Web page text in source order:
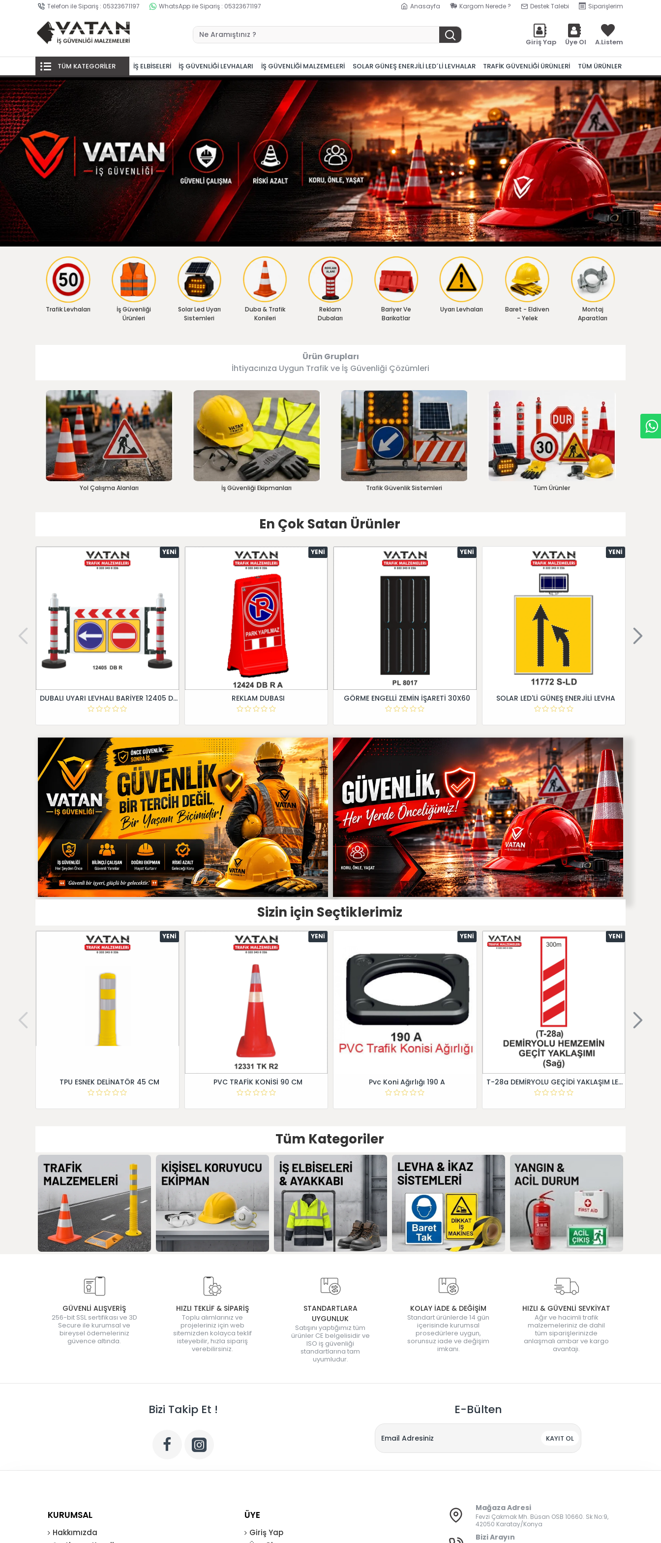
Telefon ile Sipariş : 05323671197 WhatsApp ile Sipariş : 05323671197 Anasayfa Kargom Nerede ? Destek Talebi Siparişlerim
Giriş Yap Üye Ol A.Listem
TÜM KATEGORİLER İŞ ELBİSELERİ İŞ GÜVENLİĞİ LEVHALARI İŞ GÜVENLİĞİ MALZEMELERİ SOLAR GÜNEŞ ENERJİLİ LED´Lİ LEVHALAR TRAFİK GÜVENLİĞİ ÜRÜNLERİ TÜM ÜRÜNLER
Trafik Levhaları
İş Güvenliği
Ürünleri
Solar Led Uyarı
Sistemleri
Duba & Trafik
Konileri
Reklam
Dubaları
Bariyer Ve
Barikatlar
Uyarı Levhaları
Baret - Eldiven
- Yelek
Montaj
Aparatları
Ürün Grupları
İhtiyacınıza Uygun Trafik ve İş Güvenliği Çözümleri
Yol Çalışma Alanları İş Güvenliği Ekipmanları Trafik Güvenlik Sistemleri Tüm Ürünler
En Çok Satan Ürünler
YENI
DUBALI UYARI LEVHALI BARİYER 12405 DB R
YENI
REKLAM DUBASI
YENI
GÖRME ENGELLİ ZEMİN İŞARETİ 30X60
YENI
SOLAR LED'Lİ GÜNEŞ ENERJİLİ LEVHA
Sizin için Seçtiklerimiz
YENI
TPU ESNEK DELİNATÖR 45 CM
YENI
PVC TRAFİK KONİSİ 90 CM
YENI
Pvc Koni Ağırlığı 190 A
YENI
T-28a DEMİRYOLU GEÇİDİ YAKLAŞIM LEVHALARI (Sağ)
Tüm Kategoriler
GÜVENLİ ALIŞVERİŞ
256-bit SSL sertifikası ve 3D
Secure ile kurumsal ve
bireysel ödemeleriniz
güvence altında.
HIZLI TEKLİF & SİPARİŞ
Toplu alımlarınız ve
projeleriniz için web
sitemizden kolayca teklif
isteyebilir, hızla sipariş
verebilirsiniz.
STANDARTLARA
UYGUNLUK
Satışını yaptığımız tüm
ürünler CE belgelisidir ve
ISO iş güvenliği
standartlarına tam
uyumludur.
KOLAY İADE & DEĞİŞİM
Standart ürünlerde 14 gün
içerisinde kurumsal
prosedürlere uygun,
sorunsuz iade ve değişim
imkanı.
HIZLI & GÜVENLİ SEVKİYAT
Ağır ve hacimli trafik
malzemeleriniz de dahil
tüm siparişlerinizde
anlaşmalı ambar ve kargo
avantajı.
Bizi Takip Et ! E-Bülten
KAYIT OL
KURUMSAL
Hakkımızda
ÜYE
Giriş Yap
Mağaza Adresi
Fevzi Çakmak Mh. Büsan OSB 10660. Sk No:9,
42050 Karatay/Konya
Bizi Arayın